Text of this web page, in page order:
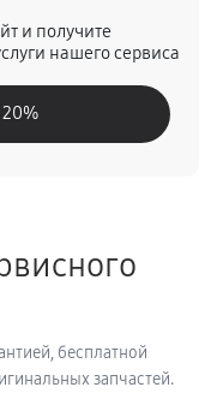
Goggles
Goggles
и получите
нашего сервиса
20%
бесплатной
запчастей.